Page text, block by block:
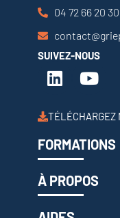
04 72 66 20 30
SUIVEZ-NOUS
TÉLÉCHARGEZ
FORMATIONS
À PROPOS